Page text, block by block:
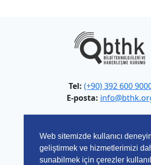
Tel: (+90) 392 600
E-posta:
Adres:Rauf Raif Denktaş
Aydemet/Lefkoşa -
Web sitemizde kullanıcı
geliştirmek ve hizmetlerimizi
sunabilmek için çerezler